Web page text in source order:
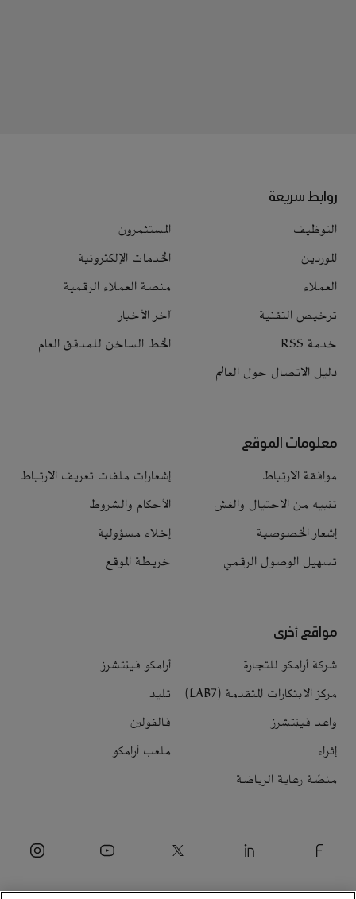
روابط سريعة
التوظيف
المستثمرون
الموردين
الخدمات الإلكترونية
العملاء
منصة العملاء الرقمية
ترخيص التقنية
آخر الأخبار
خدمة RSS
الخط الساخن للمدقق العام
دليل الاتصال حول العالم
معلومات الموقع
موافقة الارتباط
إشعارات ملفات تعريف الارتباط
تنبيه من الاحتيال والغش
الأحكام والشروط
إشعار الخصوصية
إخلاء مسؤولية
تسهيل الوصول الرقمي
خريطة الموقع
مواقع أخرى
شركة أرامكو للتجارة
أرامكو فينتشرز
مركز الابتكارات المتقدمة (LAB7)
تليد
واعد فينتشرز
فالفولين
إثراء
ملعب أرامكو
منصّة رعاية الرياضة